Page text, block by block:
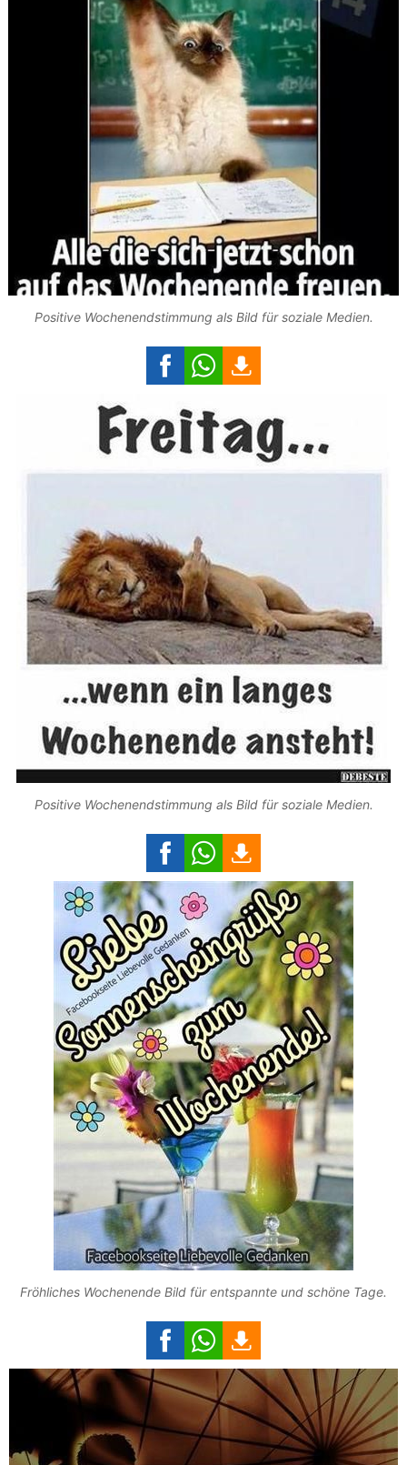
Positive Wochenendstimmung als Bild für soziale Medien.
Positive Wochenendstimmung als Bild für soziale Medien.
Fröhliches Wochenende Bild für entspannte und schöne Tage.